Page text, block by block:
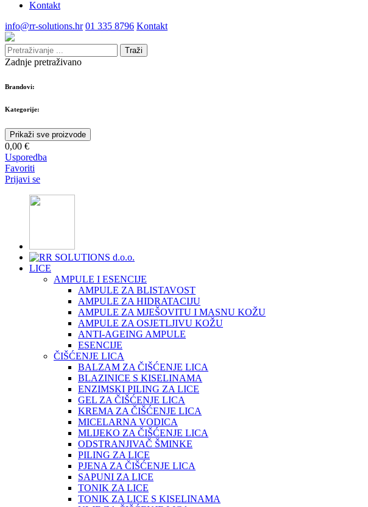
Kontakt
info@rr-solutions.hr 01 335 8796 Kontakt
Traži
Zadnje pretraživano
Brandovi:
Kategorije:
Prikaži sve proizvode
0,00 €
Usporedba
Favoriti
Prijavi se
LICE
AMPULE I ESENCIJE
AMPULE ZA BLISTAVOST
AMPULE ZA HIDRATACIJU
AMPULE ZA MJEŠOVITU I MASNU KOŽU
AMPULE ZA OSJETLJIVU KOŽU
ANTI-AGEING AMPULE
ESENCIJE
ČIŠĆENJE LICA
BALZAM ZA ČIŠĆENJE LICA
BLAZINICE S KISELINAMA
ENZIMSKI PILING ZA LICE
GEL ZA ČIŠĆENJE LICA
KREMA ZA ČIŠĆENJE LICA
MICELARNA VODICA
MLIJEKO ZA ČIŠĆENJE LICA
ODSTRANJIVAČ ŠMINKE
PILING ZA LICE
PJENA ZA ČIŠĆENJE LICA
SAPUNI ZA LICE
TONIK ZA LICE
TONIK ZA LICE S KISELINAMA